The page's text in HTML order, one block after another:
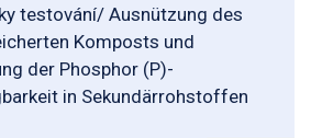
testování/ Ausnützung des
Komposts und
der Phosphor (P)-
in Sekundärrohstoffen